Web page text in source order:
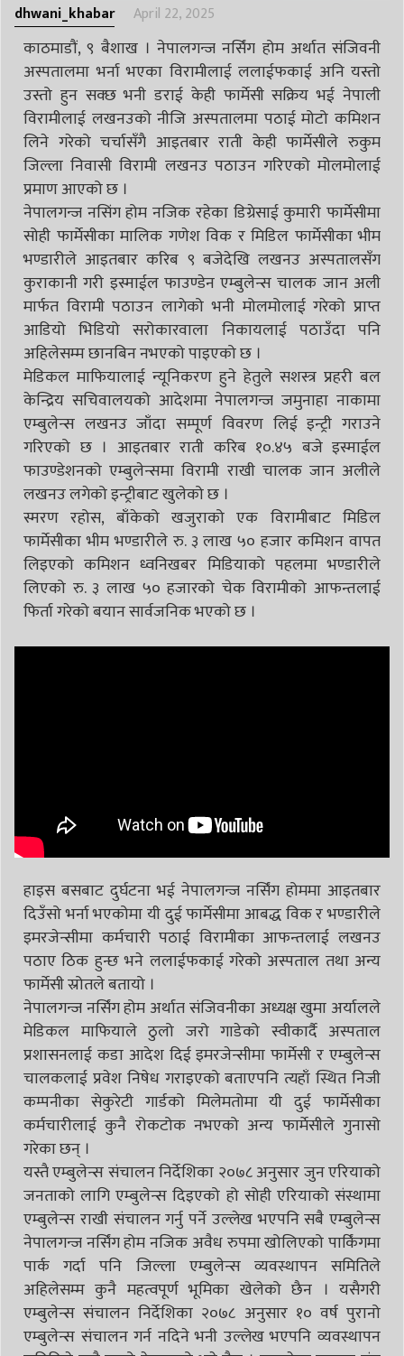
dhwani_khabar April 22, 2025
काठमाडौं, ९ बैशाख । नेपालगन्ज नर्सिंग होम अर्थात संजिवनी
अस्पतालमा भर्ना भएका विरामीलाई ललाईफकाई अनि यस्तो
उस्तो हुन सक्छ भनी डराई केही फार्मेसी सक्रिय भई नेपाली
विरामीलाई लखनउको नीजि अस्पतालमा पठाई मोटो कमिशन
लिने गरेको चर्चासँगै आइतबार राती केही फार्मेसीले रुकुम
जिल्ला निवासी विरामी लखनउ पठाउन गरिएको मोलमोलाई
प्रमाण आएको छ ।
नेपालगन्ज नसिंग होम नजिक रहेका डिग्रेसाई कुमारी फार्मेसीमा
सोही फार्मेसीका मालिक गणेश विक र मिडिल फार्मेसीका भीम
भण्डारीले आइतबार करिब ९ बजेदेखि लखनउ अस्पतालसँग
कुराकानी गरी इस्माईल फाउण्डेन एम्बुलेन्स चालक जान अली
मार्फत विरामी पठाउन लागेको भनी मोलमोलाई गरेको प्राप्त
आडियो भिडियो सरोकारवाला निकायलाई पठाउँदा पनि
अहिलेसम्म छानबिन नभएको पाइएको छ ।
मेडिकल माफियालाई न्यूनिकरण हुने हेतुले सशस्त्र प्रहरी बल
केन्द्रिय सचिवालयको आदेशमा नेपालगन्ज जमुनाहा नाकामा
एम्बुलेन्स लखनउ जाँदा सम्पूर्ण विवरण लिई इन्ट्री गराउने
गरिएको छ । आइतबार राती करिब १०.४५ बजे इस्माईल
फाउण्डेशनको एम्बुलेन्समा विरामी राखी चालक जान अलीले
लखनउ लगेको इन्ट्रीबाट खुलेको छ ।
स्मरण रहोस, बाँकेको खजुराको एक विरामीबाट मिडिल
फार्मेसीका भीम भण्डारीले रु. ३ लाख ५० हजार कमिशन वापत
लिइएको कमिशन ध्वनिखबर मिडियाको पहलमा भण्डारीले
लिएको रु. ३ लाख ५० हजारको चेक विरामीको आफन्तलाई
फिर्ता गरेको बयान सार्वजनिक भएको छ ।
हाइस बसबाट दुर्घटना भई नेपालगन्ज नर्सिंग होममा आइतबार
दिउँसो भर्ना भएकोमा यी दुई फार्मेसीमा आबद्ध विक र भण्डारीले
इमरजेन्सीमा कर्मचारी पठाई विरामीका आफन्तलाई लखनउ
पठाए ठिक हुन्छ भने ललाईफकाई गरेको अस्पताल तथा अन्य
फार्मेसी स्रोतले बतायो ।
नेपालगन्ज नर्सिंग होम अर्थात संजिवनीका अध्यक्ष खुमा अर्यालले
मेडिकल माफियाले ठुलो जरो गाडेको स्वीकार्दै अस्पताल
प्रशासनलाई कडा आदेश दिई इमरजेन्सीमा फार्मेसी र एम्बुलेन्स
चालकलाई प्रवेश निषेध गराइएको बताएपनि त्यहाँ स्थित निजी
कम्पनीका सेकुरेटी गार्डको मिलेमतोमा यी दुई फार्मेसीका
कर्मचारीलाई कुनै रोकटोक नभएको अन्य फार्मेसीले गुनासो
गरेका छन् ।
यस्तै एम्बुलेन्स संचालन निर्देशिका २०७८ अनुसार जुन एरियाको
जनताको लागि एम्बुलेन्स दिइएको हो सोही एरियाको संस्थामा
एम्बुलेन्स राखी संचालन गर्नु पर्ने उल्लेख भएपनि सबै एम्बुलेन्स
नेपालगन्ज नर्सिंग होम नजिक अवैध रुपमा खोलिएको पार्किंगमा
पार्क गर्दा पनि जिल्ला एम्बुलेन्स व्यवस्थापन समितिले
अहिलेसम्म कुनै महत्वपूर्ण भूमिका खेलेको छैन । यसैगरी
एम्बुलेन्स संचालन निर्देशिका २०७८ अनुसार १० वर्ष पुरानो
एम्बुलेन्स संचालन गर्न नदिने भनी उल्लेख भएपनि व्यवस्थापन